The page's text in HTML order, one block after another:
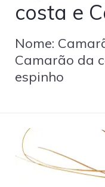
costa e
espinho
serratus
Nome:
Camarão da
espinho